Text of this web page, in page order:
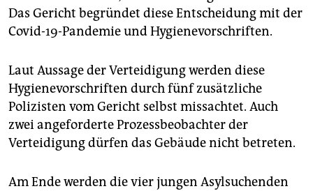
Das Gericht begründet diese Entscheidung mit der
Covid-19-Pandemie und Hygienevorschriften.
Laut Aussage der Verteidigung werden diese
Hygienevorschriften durch fünf zusätzliche
Polizisten vom Gericht selbst missachtet. Auch
zwei angeforderte Prozessbeobachter der
Verteidigung dürfen das Gebäude nicht betreten.
Am Ende werden die vier jungen Asylsuchenden